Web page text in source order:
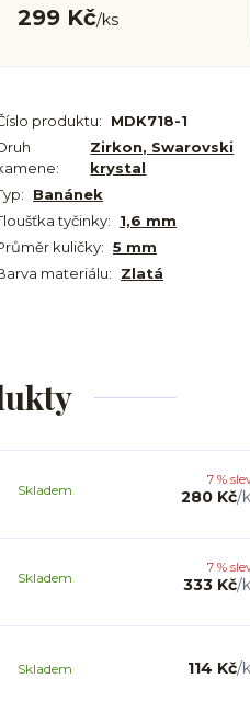
299 Kč/ks
produktu: MDK718-1
Zirkon, Swarovski
krystal
Banánek
tyčinky:
1,6 mm
kuličky: 5 mm
materiálu:
Zlatá
7 %
280 Kč/
Skladem
7 %
333 Kč/
Skladem
114 Kč/
Skladem